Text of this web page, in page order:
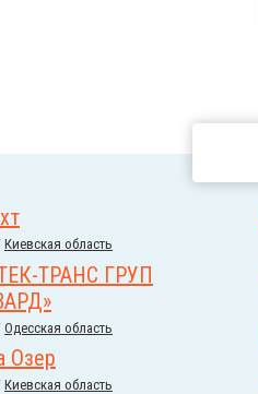
Киевская область
ТРАНС ГРУП
Одесская область
Озер
Киевская область